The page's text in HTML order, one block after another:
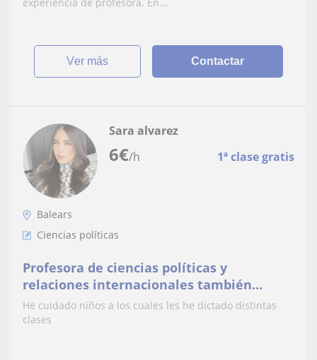
ver más Contactar
6€/h 1ª clase gratis
Sara alvarez
Balears
Ciencias políticas
Profesora de ciencias políticas y
relaciones internacionales también
conocimientos de inglés basico
He cuidado niños a los cuales les he dictado distintas
clases